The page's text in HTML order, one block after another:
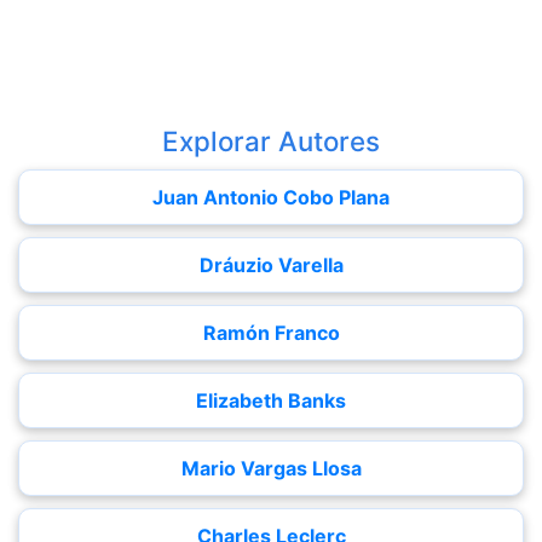
Explorar Autores
Juan Antonio Cobo Plana
Dráuzio Varella
Ramón Franco
Elizabeth Banks
Mario Vargas Llosa
Charles Leclerc